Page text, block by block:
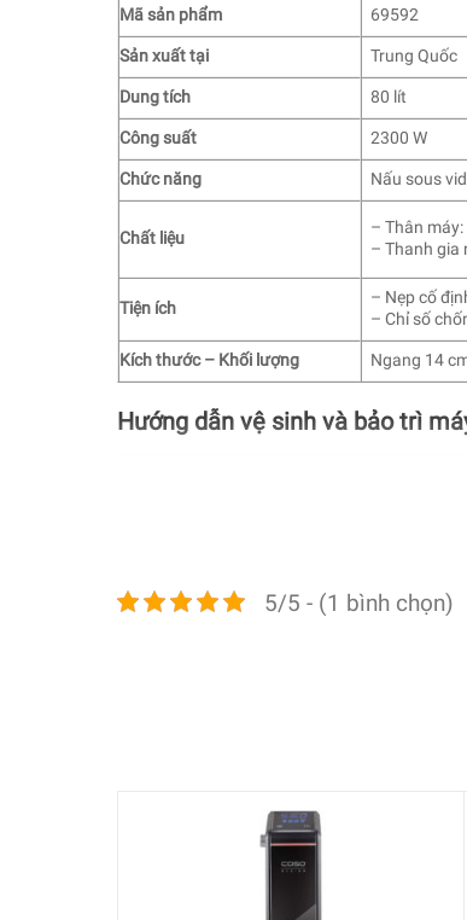
Mã sản phẩm
69592
Sản xuất tại
Trung Quốc
Dung tích
80 lít
Công suất
2300 W
Chức năng
Nấu sous
Chất liệu
– Thân
– Thanh gia
Tiện ích
– Nẹp cố
– Chỉ số
Kích thước – Khối lượng
Ngang 14
Hướng dẫn vệ sinh và bảo trì
5/5 - (1 bình chọn)